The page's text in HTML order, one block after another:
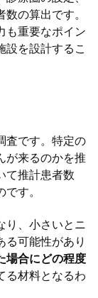
の算出です。
も重要なポイン
設を設計するこ
査です。特定の
が来るのかを推
て推計患者数
す。
り、小さいとニ
る可能性があり
場合にどの程度
る材料となるわ